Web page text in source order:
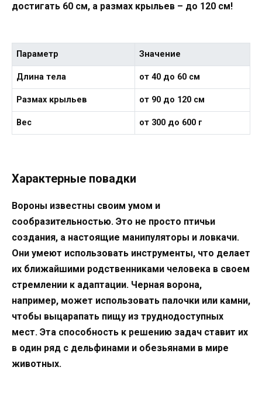
достигать 60 см, а размах крыльев – до 120 см!
Параметр Значение
Длина тела от 40 до 60 см
Размах крыльев от 90 до 120 см
Вес от 300 до 600 г
Характерные повадки
Вороны известны своим умом и
сообразительностью. Это не просто птичьи
создания, а настоящие манипуляторы и ловкачи.
Они умеют использовать инструменты, что делает
их ближайшими родственниками человека в своем
стремлении к адаптации. Черная ворона,
например, может использовать палочки или камни,
чтобы выцарапать пищу из труднодоступных
мест. Эта способность к решению задач ставит их
в один ряд с дельфинами и обезьянами в мире
животных.